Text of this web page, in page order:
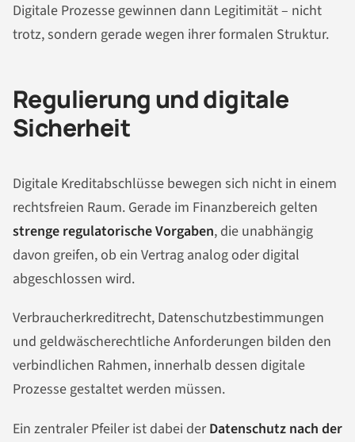
Digitale Prozesse gewinnen dann Legitimität – nicht
trotz, sondern gerade wegen ihrer formalen Struktur.
Regulierung und digitale
Sicherheit
Digitale Kreditabschlüsse bewegen sich nicht in einem
rechtsfreien Raum. Gerade im Finanzbereich gelten
strenge regulatorische Vorgaben, die unabhängig
davon greifen, ob ein Vertrag analog oder digital
abgeschlossen wird.
Verbraucherkreditrecht, Datenschutzbestimmungen
und geldwäscherechtliche Anforderungen bilden den
verbindlichen Rahmen, innerhalb dessen digitale
Prozesse gestaltet werden müssen.
Ein zentraler Pfeiler ist dabei derDatenschutz nach der